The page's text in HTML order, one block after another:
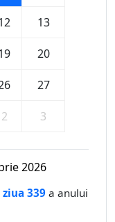
13
20
27
2 3
2026
ziua 339 a anului